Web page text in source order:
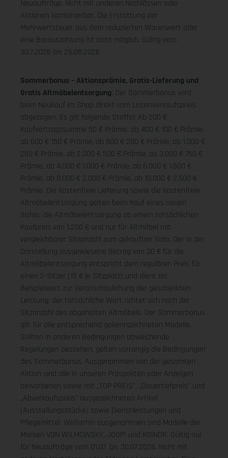
Neuaufträge. Nicht mit anderen Nachlässen oder
Aktionen kombinierbar. Die Erstattung der
Mehrwertsteuer aus dem reduzierten Warenwert oder
eine Barauszahlung ist nicht möglich. Gültig vom
30.7.2026 bis 25.08.2026
Sommerbonus – Aktionsprämie, Gratis-Lieferung und
Gratis Altmöbelentsorgung: Der Sommerbonus wird
beim Neukauf im Shop direkt vom Listenverkaufspreis
abgezogen. Es gilt folgende Staffel: Ab 200 €
Kaufvertragssumme 50 € Prämie, ab 400 € 100 € Prämie,
ab 600 € 150 € Prämie, ab 800 € 200 € Prämie, ab 1.000 €
250 € Prämie, ab 2.000 € 500 € Prämie, ab 3.000 € 750 €
Prämie, ab 4.000 € 1.000 € Prämie, ab 6.000 € 1.500 €
Prämie, ab 8.000 € 2.000 € Prämie, ab 10.000 € 2.500 €
Prämie. Die kostenfreie Lieferung sowie die kostenfreie
Altmöbelentsorgung gelten beim Kauf eines neuen
Sofas; die Altmöbelentsorgung ab einem tatsächlichen
Kaufpreis von 1.200 € und nur für Altmöbel mit
vergleichbarer Sitzanzahl zum gekauften Sofa. Der in der
Darstellung ausgewiesene Betrag von 30 € für die
Altmöbelentsorgung entspricht dem regulären Preis für
einen 2-Sitzer (15 € je Sitzplatz) und dient als
Beispielwert zur Veranschaulichung der geschenkten
Leistung; der tatsächliche Wert richtet sich nach der
Sitzanzahl des abgeholten Altmöbels. Der Sommerbonus
gilt für alle entsprechend gekennzeichneten Modelle.
Sollten in anderen Bedingungen abweichende
Regelungen bestehen, gelten vorrangig die Bedingungen
des Sommerbonus. Ausgenommen von der gesamten
Aktion sind alle in unseren Prospekten oder Anzeigen
beworbenen sowie mit „TOP PREIS", „Dauertiefpreis" und
„Abverkaufspreis" ausgezeichneten Artikel
(Ausstellungsstücke) sowie Dienstleistungen und
Pflegemittel. Weiterhin ausgenommen sind Modelle der
Marken VON WILMOWSKY, JOOP! und KOINOR. Gültig nur
für Neuaufträge vom 01.07. bis 30.07.2026. Nicht mit